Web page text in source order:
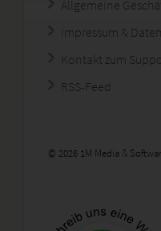
Allgemeine
Impressum &
Kontakt zum
RSS-Feed
© 2026 1M Media &